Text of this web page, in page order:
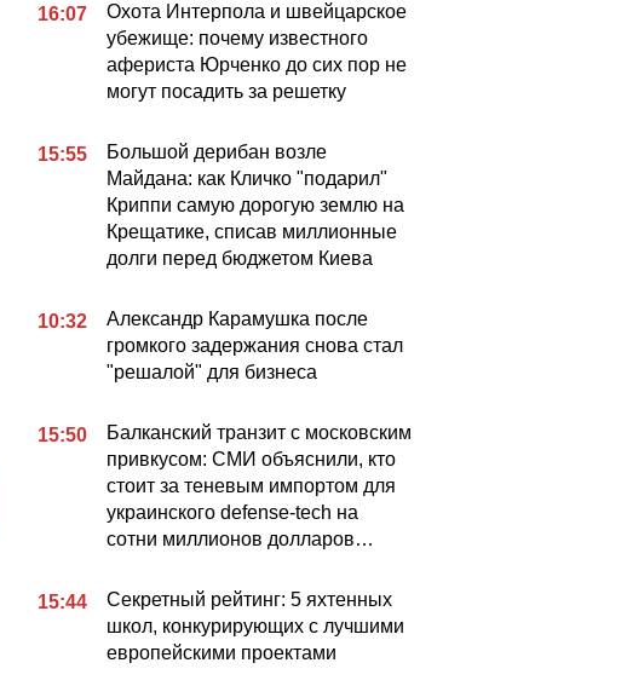
16:07
Охота Интерпола и швейцарское
убежище: почему известного
афериста Юрченко до сих пор не
могут посадить за решетку
15:55
Большой дерибан возле
Майдана: как Кличко "подарил"
Криппи самую дорогую землю на
Крещатике, списав миллионные
долги перед бюджетом Киева
10:32
Александр Карамушка после
громкого задержания снова стал
"решалой" для бизнеса
15:50
Балканский транзит с московским
привкусом: СМИ объяснили, кто
стоит за теневым импортом для
украинского defense-tech на
сотни миллионов долларов…
15:44
Секретный рейтинг: 5 яхтенных
школ, конкурирующих с лучшими
европейскими проектами